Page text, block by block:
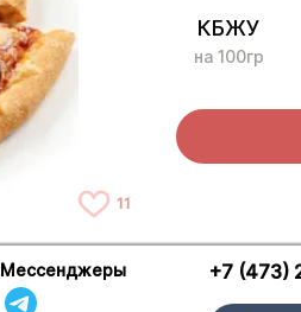
11
КБЖУ
на 100гр
Мессенджеры +7 (473)